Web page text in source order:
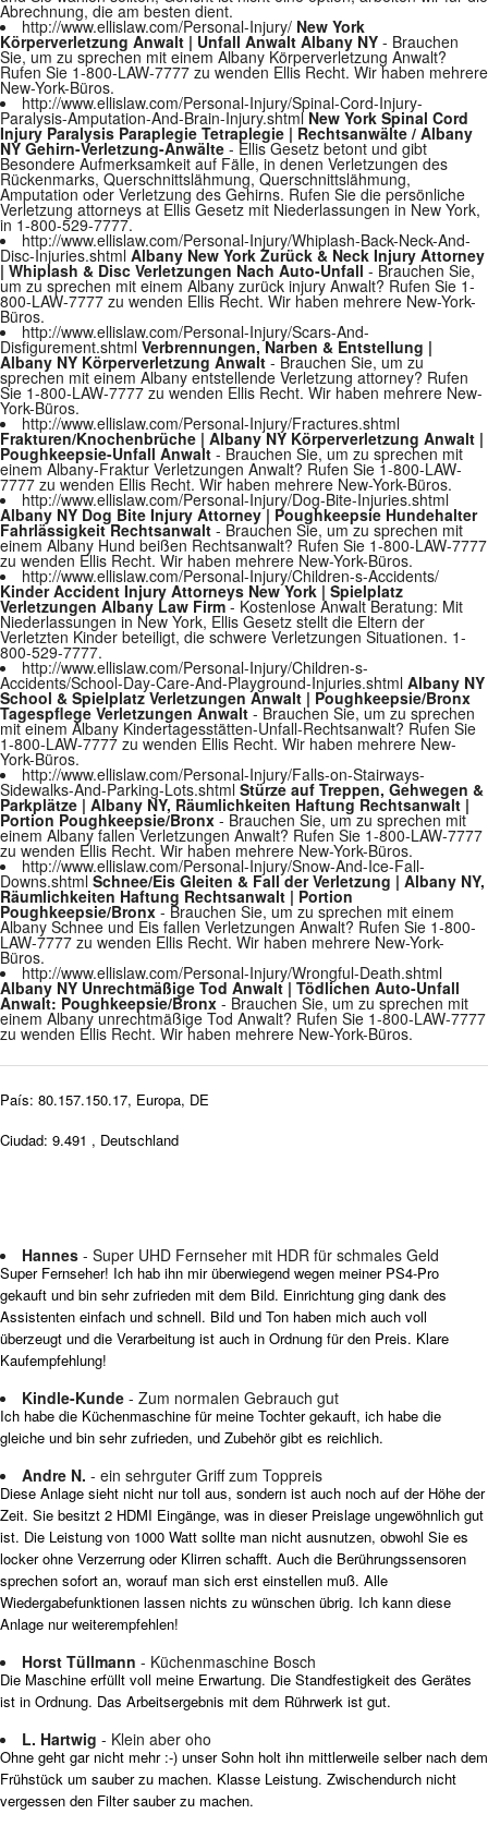
Abrechnung, die am besten dient.
http://www.ellislaw.com/Personal-Injury/ New York
Körperverletzung Anwalt | Unfall Anwalt Albany NY - Brauchen
Sie, um zu sprechen mit einem Albany Körperverletzung Anwalt?
Rufen Sie 1-800-LAW-7777 zu wenden Ellis Recht. Wir haben mehrere
New-York-Büros.
http://www.ellislaw.com/Personal-Injury/Spinal-Cord-Injury-
Paralysis-Amputation-And-Brain-Injury.shtml New York Spinal Cord
Injury Paralysis Paraplegie Tetraplegie | Rechtsanwälte / Albany
NY Gehirn-Verletzung-Anwälte - Ellis Gesetz betont und gibt
Besondere Aufmerksamkeit auf Fälle, in denen Verletzungen des
Rückenmarks, Querschnittslähmung, Querschnittslähmung,
Amputation oder Verletzung des Gehirns. Rufen Sie die persönliche
Verletzung attorneys at Ellis Gesetz mit Niederlassungen in New York,
in 1-800-529-7777.
http://www.ellislaw.com/Personal-Injury/Whiplash-Back-Neck-And-
Disc-Injuries.shtml Albany New York Zurück & Neck Injury Attorney
| Whiplash & Disc Verletzungen Nach Auto-Unfall - Brauchen Sie,
um zu sprechen mit einem Albany zurück injury Anwalt? Rufen Sie 1-
800-LAW-7777 zu wenden Ellis Recht. Wir haben mehrere New-York-
Büros.
http://www.ellislaw.com/Personal-Injury/Scars-And-
Disfigurement.shtml Verbrennungen, Narben & Entstellung |
Albany NY Körperverletzung Anwalt - Brauchen Sie, um zu
sprechen mit einem Albany entstellende Verletzung attorney? Rufen
Sie 1-800-LAW-7777 zu wenden Ellis Recht. Wir haben mehrere New-
York-Büros.
http://www.ellislaw.com/Personal-Injury/Fractures.shtml
Frakturen/Knochenbrüche | Albany NY Körperverletzung Anwalt |
Poughkeepsie-Unfall Anwalt - Brauchen Sie, um zu sprechen mit
einem Albany-Fraktur Verletzungen Anwalt? Rufen Sie 1-800-LAW-
7777 zu wenden Ellis Recht. Wir haben mehrere New-York-Büros.
http://www.ellislaw.com/Personal-Injury/Dog-Bite-Injuries.shtml
Albany NY Dog Bite Injury Attorney | Poughkeepsie Hundehalter
Fahrlässigkeit Rechtsanwalt - Brauchen Sie, um zu sprechen mit
einem Albany Hund beißen Rechtsanwalt? Rufen Sie 1-800-LAW-7777
zu wenden Ellis Recht. Wir haben mehrere New-York-Büros.
http://www.ellislaw.com/Personal-Injury/Children-s-Accidents/
Kinder Accident Injury Attorneys New York | Spielplatz
Verletzungen Albany Law Firm- Kostenlose Anwalt Beratung: Mit
Niederlassungen in New York, Ellis Gesetz stellt die Eltern der
Verletzten Kinder beteiligt, die schwere Verletzungen Situationen. 1-
800-529-7777.
http://www.ellislaw.com/Personal-Injury/Children-s-
Accidents/School-Day-Care-And-Playground-Injuries.shtml Albany NY
School & Spielplatz Verletzungen Anwalt | Poughkeepsie/Bronx
Tagespflege Verletzungen Anwalt - Brauchen Sie, um zu sprechen
mit einem Albany Kindertagesstätten-Unfall-Rechtsanwalt? Rufen Sie
1-800-LAW-7777 zu wenden Ellis Recht. Wir haben mehrere New-
York-Büros.
http://www.ellislaw.com/Personal-Injury/Falls-on-Stairways-
Sidewalks-And-Parking-Lots.shtml Stürze auf Treppen, Gehwegen &
Parkplätze | Albany NY, Räumlichkeiten Haftung Rechtsanwalt |
Portion Poughkeepsie/Bronx - Brauchen Sie, um zu sprechen mit
einem Albany fallen Verletzungen Anwalt? Rufen Sie 1-800-LAW-7777
zu wenden Ellis Recht. Wir haben mehrere New-York-Büros.
http://www.ellislaw.com/Personal-Injury/Snow-And-Ice-Fall-
Downs.shtml Schnee/Eis Gleiten & Fall der Verletzung | Albany NY,
Räumlichkeiten Haftung Rechtsanwalt | Portion
Poughkeepsie/Bronx - Brauchen Sie, um zu sprechen mit einem
Albany Schnee und Eis fallen Verletzungen Anwalt? Rufen Sie 1-800-
LAW-7777 zu wenden Ellis Recht. Wir haben mehrere New-York-
Büros.
http://www.ellislaw.com/Personal-Injury/Wrongful-Death.shtml
Albany NY Unrechtmäßige Tod Anwalt | Tödlichen Auto-Unfall
Anwalt: Poughkeepsie/Bronx - Brauchen Sie, um zu sprechen mit
einem Albany unrechtmäßige Tod Anwalt? Rufen Sie 1-800-LAW-7777
zu wenden Ellis Recht. Wir haben mehrere New-York-Büros.
País: 80.157.150.17, Europa, DE
Ciudad: 9.491 , Deutschland
Hannes - Super UHD Fernseher mit HDR für schmales Geld
Super Fernseher! Ich hab ihn mir überwiegend wegen meiner PS4-Pro
gekauft und bin sehr zufrieden mit dem Bild. Einrichtung ging dank des
Assistenten einfach und schnell. Bild und Ton haben mich auch voll
überzeugt und die Verarbeitung ist auch in Ordnung für den Preis. Klare
Kaufempfehlung!
Kindle-Kunde - Zum normalen Gebrauch gut
Ich habe die Küchenmaschine für meine Tochter gekauft, ich habe die
gleiche und bin sehr zufrieden, und Zubehör gibt es reichlich.
Andre N. - ein sehrguter Griff zum Toppreis
Diese Anlage sieht nicht nur toll aus, sondern ist auch noch auf der Höhe der
Zeit. Sie besitzt 2 HDMI Eingänge, was in dieser Preislage ungewöhnlich gut
ist. Die Leistung von 1000 Watt sollte man nicht ausnutzen, obwohl Sie es
locker ohne Verzerrung oder Klirren schafft. Auch die Berührungssensoren
sprechen sofort an, worauf man sich erst einstellen muß. Alle
Wiedergabefunktionen lassen nichts zu wünschen übrig. Ich kann diese
Anlage nur weiterempfehlen!
Horst Tüllmann - Küchenmaschine Bosch
Die Maschine erfüllt voll meine Erwartung. Die Standfestigkeit des Gerätes
ist in Ordnung. Das Arbeitsergebnis mit dem Rührwerk ist gut.
L. Hartwig - Klein aber oho
Ohne geht gar nicht mehr :-) unser Sohn holt ihn mittlerweile selber nach dem
Frühstück um sauber zu machen. Klasse Leistung. Zwischendurch nicht
vergessen den Filter sauber zu machen.